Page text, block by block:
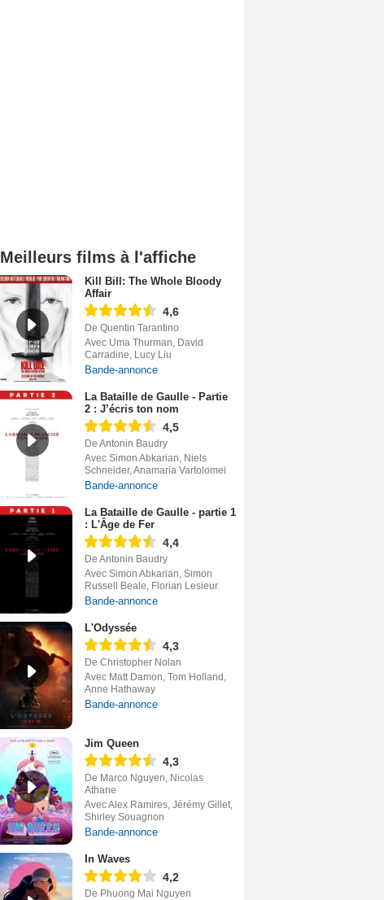
Meilleurs films à l'affiche
Kill Bill: The Whole Bloody
Affair
4,6
De Quentin Tarantino
Avec Uma Thurman, David
Carradine, Lucy Liu
Bande-annonce
La Bataille de Gaulle - Partie
2 : J’écris ton nom
4,5
De Antonin Baudry
Avec Simon Abkarian, Niels
Schneider, Anamaria Vartolomei
Bande-annonce
La Bataille de Gaulle - partie 1
: L'Âge de Fer
4,4
De Antonin Baudry
Avec Simon Abkarian, Simon
Russell Beale, Florian Lesieur
Bande-annonce
L'Odyssée
4,3
De Christopher Nolan
Avec Matt Damon, Tom Holland,
Anne Hathaway
Bande-annonce
Jim Queen
4,3
De Marco Nguyen, Nicolas
Athane
Avec Alex Ramires, Jérémy Gillet,
Shirley Souagnon
Bande-annonce
In Waves
4,2
De Phuong Mai Nguyen